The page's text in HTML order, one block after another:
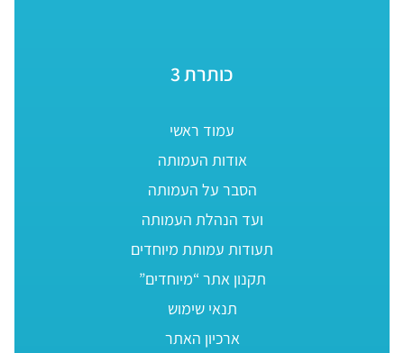
כותרת 3
עמוד ראשי
אודות העמותה
הסבר על העמותה
ועד הנהלת העמותה
תעודות עמותת מיוחדים
תקנון אתר “מיוחדים”
תנאי שימוש
ארכיון האתר